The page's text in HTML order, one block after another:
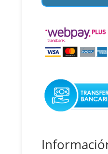
Y
089
cantidad